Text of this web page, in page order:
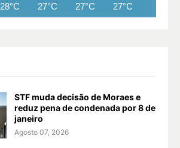
28°C 27°C 27°C 27°C
STF muda decisão de Moraes e
reduz pena de condenada por 8 de
janeiro
Agosto 07, 2026